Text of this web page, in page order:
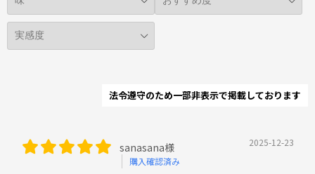
法令遵守のため一部非表示で掲載しております
sanasana様
購入確認済み
2025-12-23